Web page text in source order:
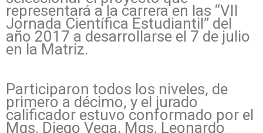
representará a la carrera en las “VII
Jornada Científica Estudiantil” del
año 2017 a desarrollarse el 7 de julio
en la Matriz.
Participaron todos los niveles, de
primero a décimo, y el jurado
calificador estuvo conformado por el
Mgs. Diego Vega, Mgs. Leonardo